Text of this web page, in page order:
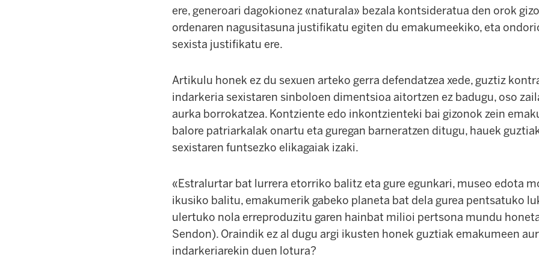
ere, generoari dagokionez «naturala» bezala kontsideratua den orok
ordenaren nagusitasuna justifikatu egiten du emakumeekiko, eta
sexista justifikatu ere.
Artikulu honek ez du sexuen arteko gerra defendatzea xede, guztiz
indarkeria sexistaren sinboloen dimentsioa aitortzen ez badugu, oso
aurka borrokatzea. Kontziente edo inkontzienteki bai gizonok zein
balore patriarkalak onartu eta guregan barneratzen ditugu, hauek
sexistaren funtsezko elikagaiak izaki.
«Estralurtar bat lurrera etorriko balitz eta gure egunkari, museo edota
ikusiko balitu, emakumerik gabeko planeta bat dela gurea pentsatuko
ulertuko nola erreproduzitu garen hainbat milioi pertsona mundu
Sendon). Oraindik ez al dugu argi ikusten honek guztiak emakumeen
indarkeriarekin duen lotura?